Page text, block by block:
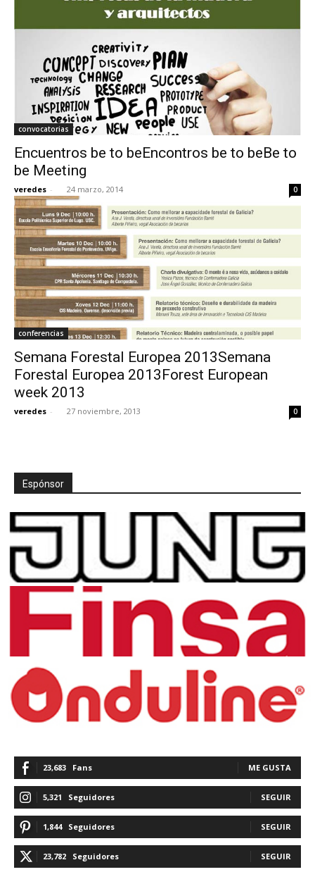
convocatorias
Encuentros be to beEncontros be to beBe to
be Meeting
veredes - 24 marzo, 2014 0
conferencias
Semana Forestal Europea 2013Semana
Forestal Europea 2013Forest European
week 2013
veredes - 27 noviembre, 2013 0
Espónsor
23,683 Fans ME GUSTA
5,321 Seguidores SEGUIR
1,844 Seguidores SEGUIR
23,782 Seguidores SEGUIR